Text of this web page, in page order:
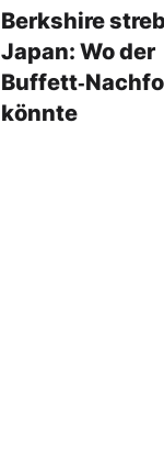
Berkshire
Japan: Wo der
könnte